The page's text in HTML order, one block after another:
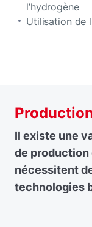
l’hydrogène
Utilisation de
Il existe une
de production
nécessitent
technologies